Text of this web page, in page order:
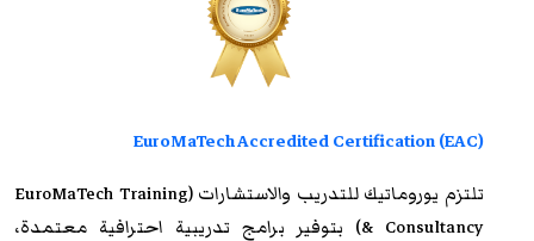
EuroMaTech Accredited Certification (EAC)
تلتزم يوروماتيك للتدريب
والاستشارات (EuroMaTech Training
& Consultancy) بتوفير برامج تدريبية احترافية معتمدة،